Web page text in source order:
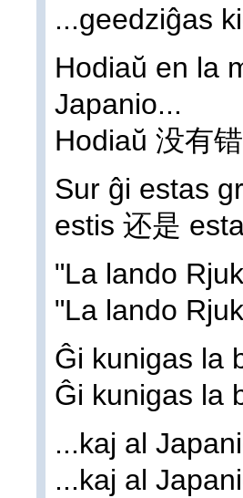
...geedziĝas
Hodiaŭ en la
Japanio...
Hodiaŭ 没有
Sur ĝi estas
estis 还是
"La lando
"La lando
Ĝi kunigas la
Ĝi kunigas la
...kaj al
...kaj al